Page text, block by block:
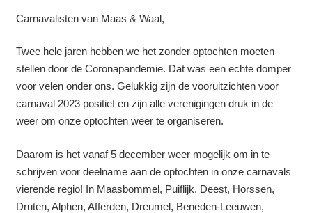
Carnavalisten van Maas & Waal,
Twee hele jaren hebben we het zonder optochten moeten
stellen door de Coronapandemie. Dat was een echte domper
voor velen onder ons. Gelukkig zijn de vooruitzichten voor
carnaval 2023 positief en zijn alle verenigingen druk in de
weer om onze optochten weer te organiseren.
Daarom is het vanaf5 decemberweer mogelijk om in te
schrijven voor deelname aan de optochten in onze carnavals
vierende regio! In Maasbommel, Puiflijk, Deest, Horssen,
Druten, Alphen, Afferden, Dreumel, Beneden-Leeuwen,